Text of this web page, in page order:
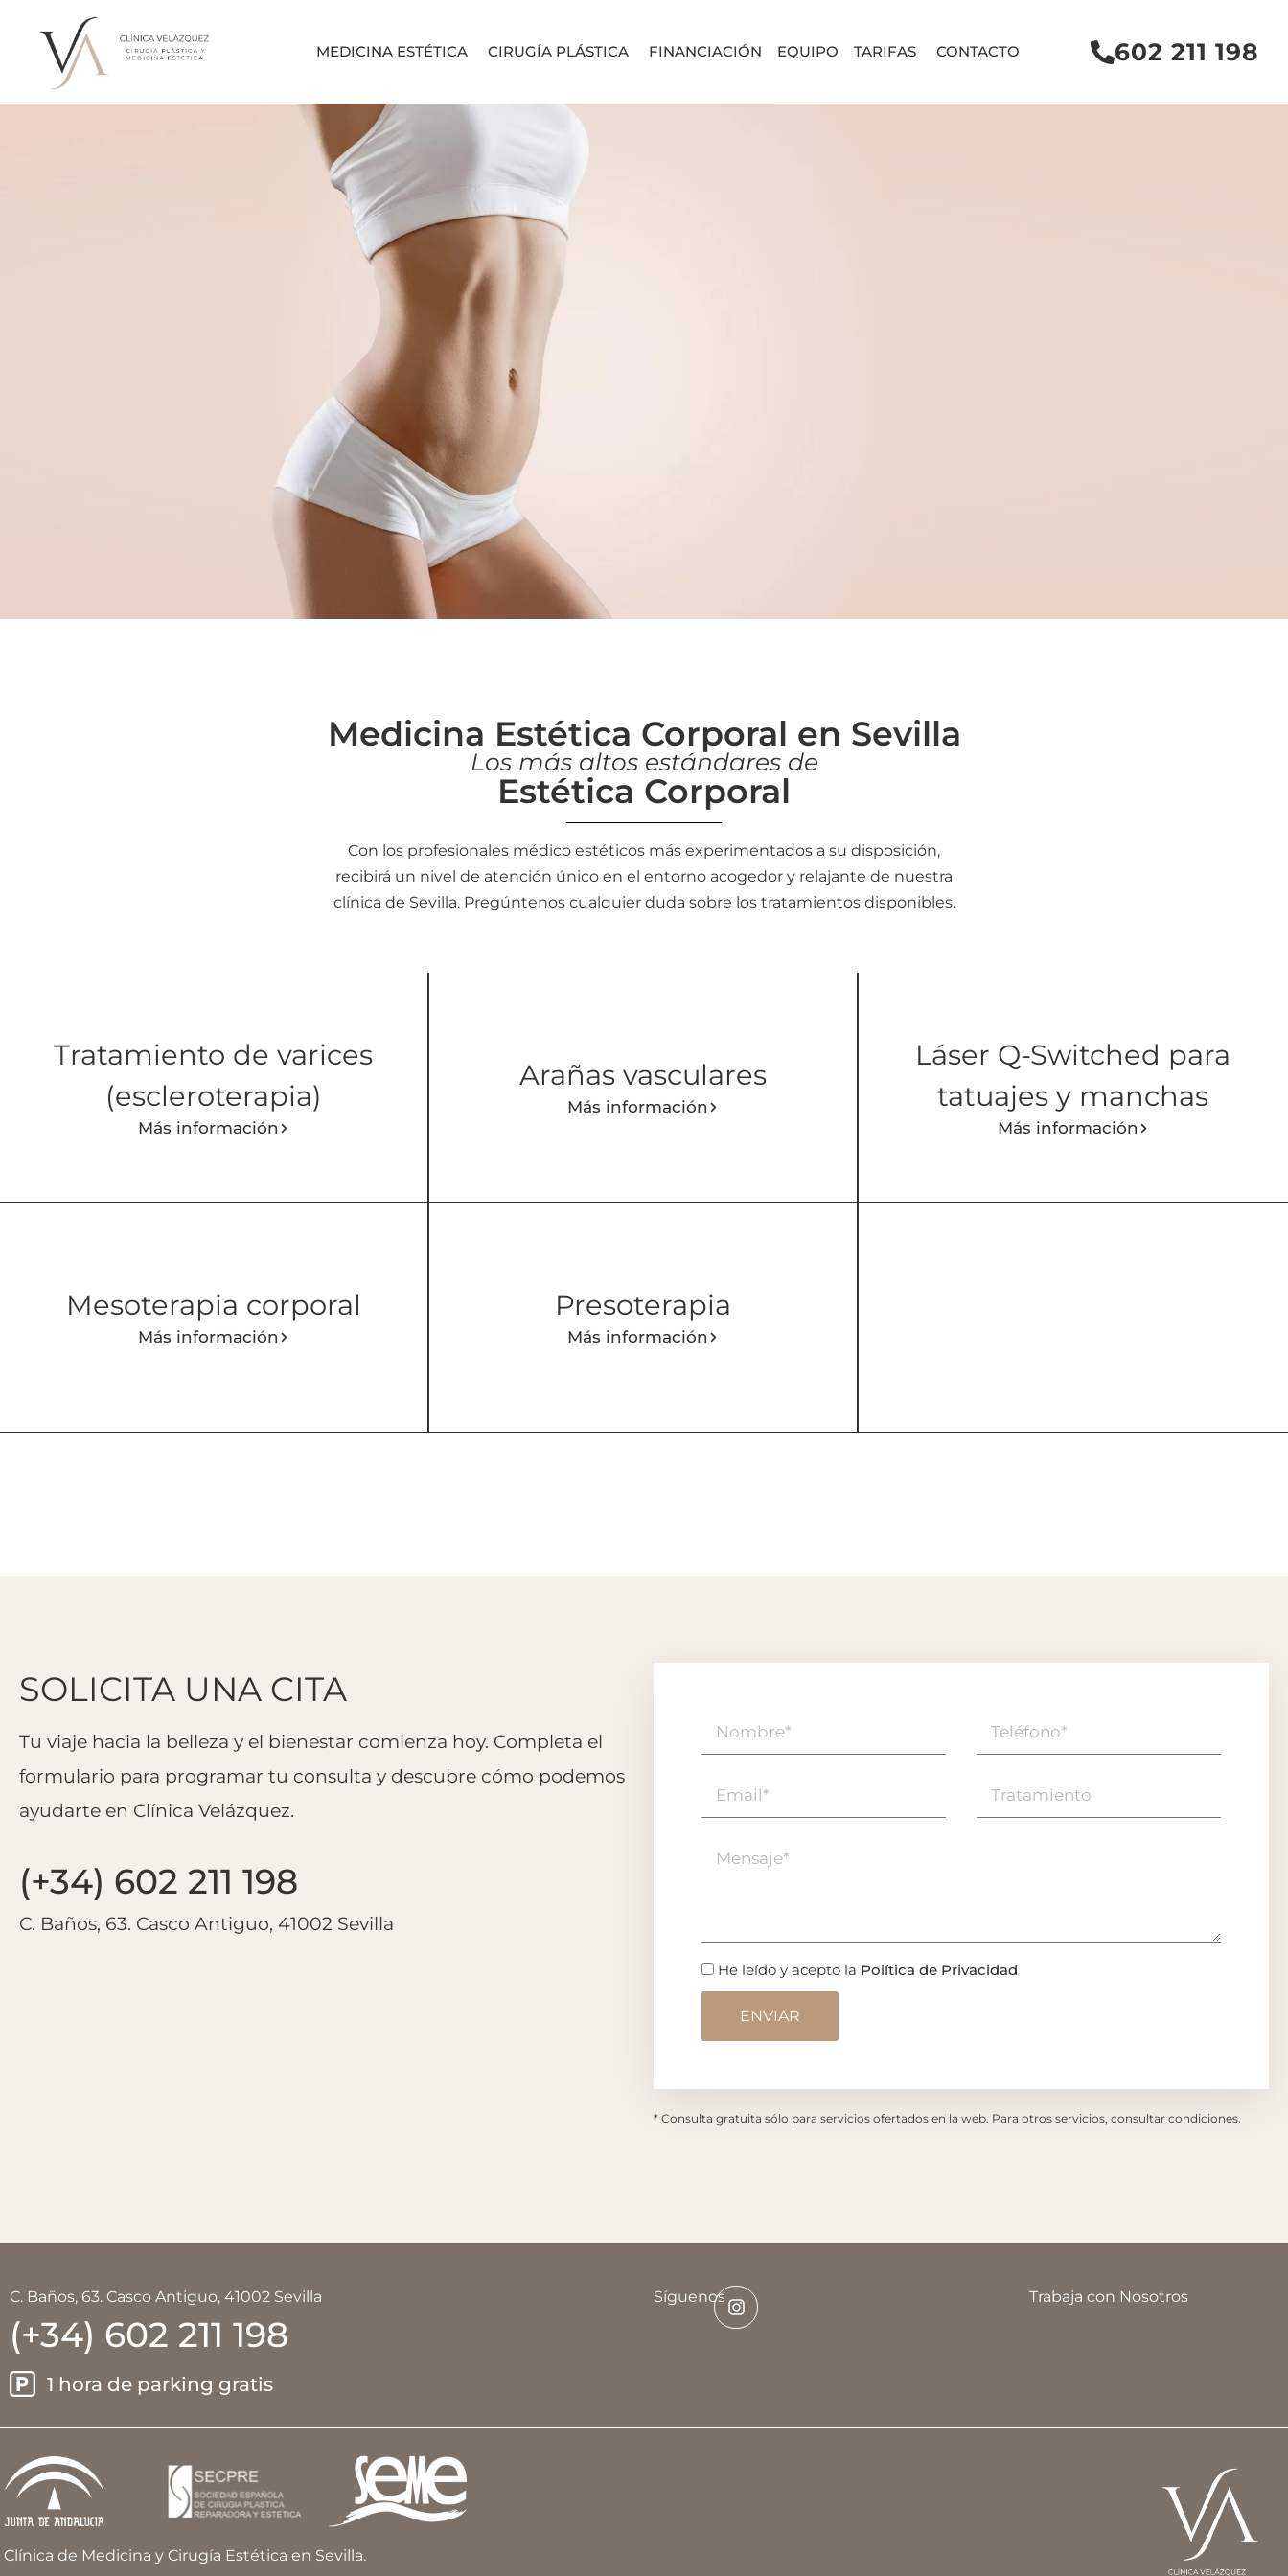
MEDICINA ESTÉTICA CIRUGÍA PLÁSTICA FINANCIACIÓN EQUIPO TARIFAS CONTACTO 602 211 198
Medicina Estética Corporal en Sevilla
Los más altos estándares de
Estética Corporal
Con los profesionales médico estéticos más experimentados a su disposición,
recibirá un nivel de atención único en el entorno acogedor y relajante de nuestra
clínica de Sevilla. Pregúntenos cualquier duda sobre los tratamientos disponibles.
Tratamiento de varices
(escleroterapia)
Más información
Arañas vasculares
Más información
Láser Q-Switched para
tatuajes y manchas
Más información
Mesoterapia corporal
Más información
Presoterapia
Más información
SOLICITA UNA CITA
Tu viaje hacia la belleza y el bienestar comienza hoy. Completa el
formulario para programar tu consulta y descubre cómo podemos
ayudarte en Clínica Velázquez.
(+34) 602 211 198
C. Baños, 63. Casco Antiguo, 41002 Sevilla
He leído y acepto la Política de Privacidad
* Consulta gratuita sólo para servicios ofertados en la web. Para otros servicios, consultar condiciones.
C. Baños, 63. Casco Antiguo, 41002 Sevilla
(+34) 602 211 198
1 hora de parking gratis
Síguenos Trabaja con Nosotros
Clínica de Medicina y Cirugía Estética en Sevilla.